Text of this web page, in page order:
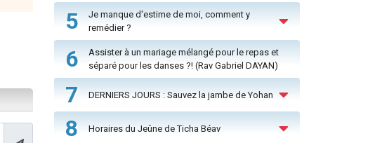
5
Je manque d'estime de moi, comment y
remédier ?
6
Assister à un mariage mélangé pour le repas et
séparé pour les danses ?! (Rav Gabriel DAYAN)
7 DERNIERS JOURS : Sauvez la jambe de Yohan
8 Horaires du Jeûne de Ticha Béav